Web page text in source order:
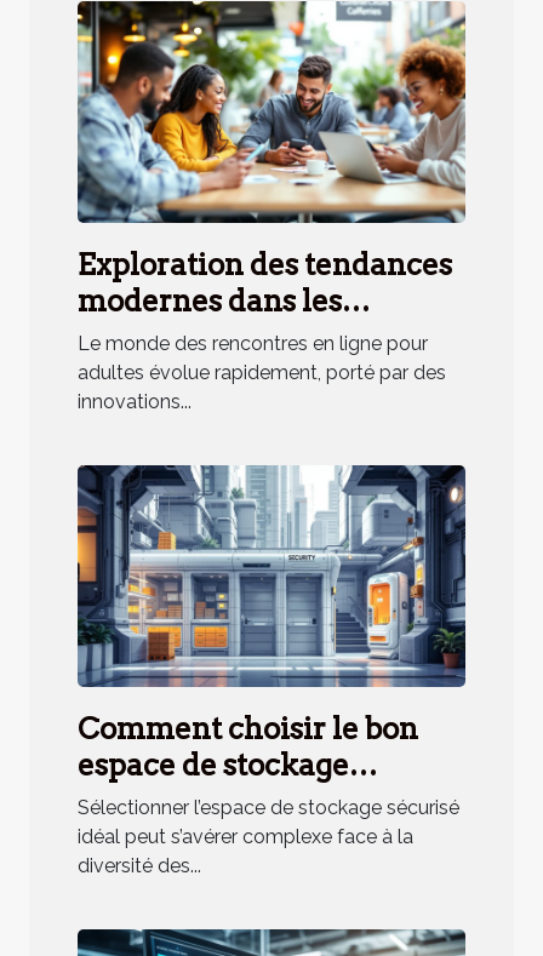
Exploration des tendances
modernes dans les
rencontres en ligne pour
adultes
Le monde des rencontres en ligne pour
adultes évolue rapidement, porté par des
innovations...
Comment choisir le bon
espace de stockage
sécurisé pour vos besoins ?
Sélectionner l’espace de stockage sécurisé
idéal peut s’avérer complexe face à la
diversité des...